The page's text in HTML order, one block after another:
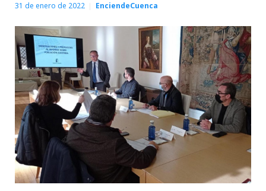
31 de enero de 2022 EnciendeCuenca